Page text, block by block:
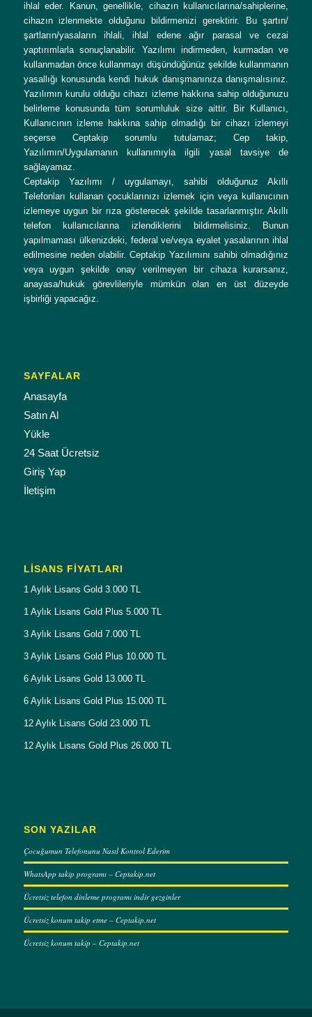
ihlal eder. Kanun, genellikle, cihazın kullanıcılarına/sahiplerine,
cihazın izlenmekte olduğunu bildirmenizi gerektirir. Bu şartın/
şartların/yasaların ihlali, ihlal edene ağır parasal ve cezai
yaptırımlarla sonuçlanabilir. Yazılımı indirmeden, kurmadan ve
kullanmadan önce kullanmayı düşündüğünüz şekilde kullanmanın
yasallığı konusunda kendi hukuk danışmanınıza danışmalısınız.
Yazılımın kurulu olduğu cihazı izleme hakkına sahip olduğunuzu
belirleme konusunda tüm sorumluluk size aittir. Bir Kullanıcı,
Kullanıcının izleme hakkına sahip olmadığı bir cihazı izlemeyi
seçerse Ceptakip sorumlu tutulamaz; Cep takip,
Yazılımın/Uygulamanın kullanımıyla ilgili yasal tavsiye de
sağlayamaz.
Ceptakip Yazılımı / uygulamayı, sahibi olduğunuz Akıllı
Telefonları kullanan çocuklarınızı izlemek için veya kullanıcının
izlemeye uygun bir rıza gösterecek şekilde tasarlanmıştır. Akıllı
telefon kullanıcılarına izlendiklerini bildirmelisiniz. Bunun
yapılmaması ülkenizdeki, federal ve/veya eyalet yasalarının ihlal
edilmesine neden olabilir. Ceptakip Yazılımını sahibi olmadığınız
veya uygun şekilde onay verilmeyen bir cihaza kurarsanız,
anayasa/hukuk görevlileriyle mümkün olan en üst düzeyde
işbirliği yapacağız.
SAYFALAR
Anasayfa
Satın Al
Yükle
24 Saat Ücretsiz
Giriş Yap
İletişim
LISANS FIYATLARI
1 Aylık Lisans Gold 3.000 TL
1 Aylık Lisans Gold Plus 5.000 TL
3 Aylık Lisans Gold 7.000 TL
3 Aylık Lisans Gold Plus 10.000 TL
6 Aylık Lisans Gold 13.000 TL
6 Aylık Lisans Gold Plus 15.000 TL
12 Aylık Lisans Gold 23.000 TL
12 Aylık Lisans Gold Plus 26.000 TL
SON YAZILAR
Çocuğumun Telefonunu Nasıl Kontrol Ederim
WhatsApp takip programı – Ceptakip.net
Ücretsiz telefon dinleme programı indir gezginler
Ücretsiz konum takip etme – Ceptakip.net
Ücretsiz konum takip – Ceptakip.net